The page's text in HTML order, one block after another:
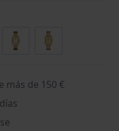
más de 150 €